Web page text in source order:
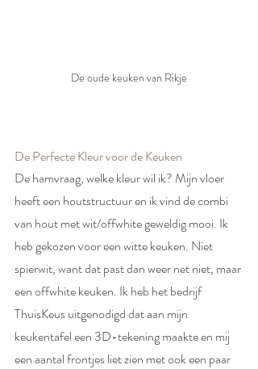
De oude keuken van Rikje
De Perfecte Kleur voor de Keuken
De hamvraag, welke kleur wil ik? Mijn vloer
heeft een houtstructuur en ik vind de combi
van hout met wit/offwhite geweldig mooi. Ik
heb gekozen voor een witte keuken. Niet
spierwit, want dat past dan weer net niet, maar
een offwhite keuken. Ik heb het bedrijf
ThuisKeus uitgenodigd dat aan mijn
keukentafel een 3D-tekening maakte en mij
een aantal frontjes liet zien met ook een paar